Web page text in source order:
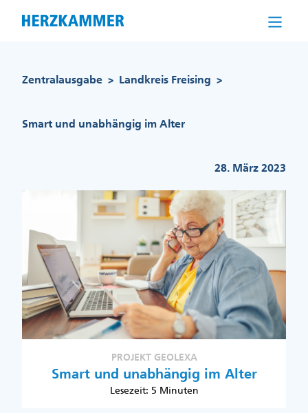
Zentralausgabe > Landkreis Freising >
Smart und unabhängig im Alter
28. März 2023
PROJEKT GEOLEXA
Smart und unabhängig im Alter
Lesezeit: 5 Minuten